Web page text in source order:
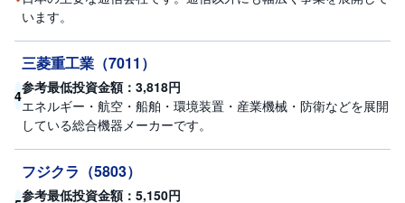
います。
4
三菱重工業 （7011 ）
参考最低投資金額： 3,818円
エネルギー・航空・船舶・環境装置・産業機械・防衛などを展開
している総合機器メーカーです。
フジクラ （5803）
参考最低投資金額： 5,150円